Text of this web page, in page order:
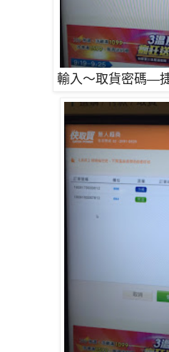
輸入～取貨密碼—